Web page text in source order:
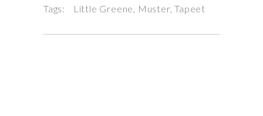
Tags:
Little Greene, Muster,Tapeet